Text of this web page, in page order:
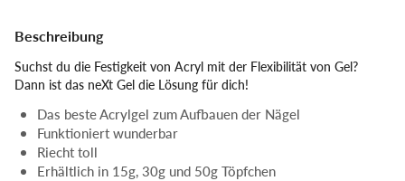
Beschreibung
Suchst du die Festigkeit von Acryl mit der Flexibilität von Gel?
Dann ist das neXt Gel die Lösung für dich!
Das beste Acrylgel zum Aufbauen der Nägel
Funktioniert wunderbar
Riecht toll
Erhältlich in 15g, 30g und 50g Töpfchen